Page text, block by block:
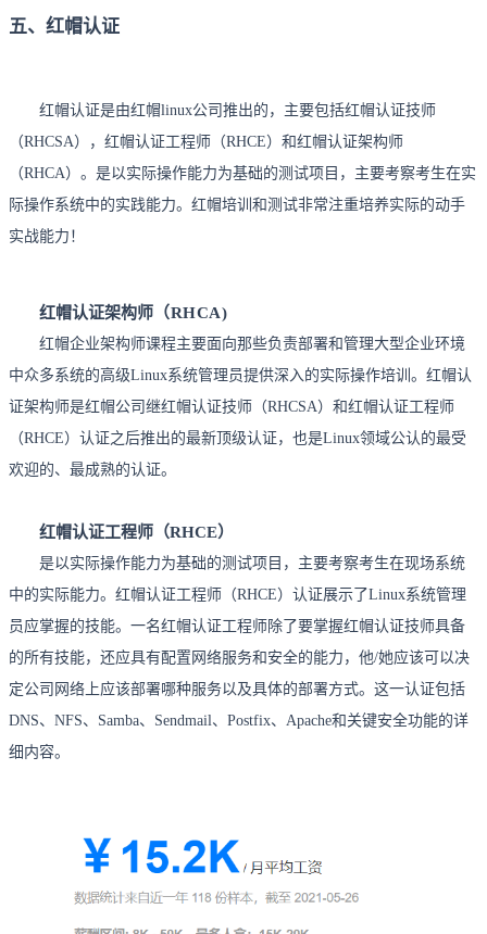
五、红帽认证
红帽认证是由红帽linux公司推出的，主要包括红帽认证技师
（RHCSA），红帽认证工程师（RHCE）和红帽认证架构师
（RHCA）。是以实际操作能力为基础的测试项目，主要考察考生在实
际操作系统中的实践能力。红帽培训和测试非常注重培养实际的动手
实战能力！
红帽认证架构师 （RHCA)
红帽企业架构师课程主要面向那些负责部署和管理大型企业环境
中众多系统的高级Linux系统管理员提供深入的实际操作培训。红帽认
证架构师是红帽公司继红帽认证技师（RHCSA）和红帽认证工程师
（RHCE）认证之后推出的最新顶级认证，也是Linux领域公认的最受
欢迎的、最成熟的认证。
红帽认证工程师（RHCE）
是以实际操作能力为基础的测试项目，主要考察考生在现场系统
中的实际能力。红帽认证工程师（RHCE）认证展示了Linux系统管理
员应掌握的技能。一名红帽认证工程师除了要掌握红帽认证技师具备
的所有技能，还应具有配置网络服务和安全的能力，他/她应该可以决
定公司网络上应该部署哪种服务以及具体的部署方式。这一认证包括
DNS、NFS、Samba、Sendmail、Postfix、Apache和关键安全功能的详
细内容。